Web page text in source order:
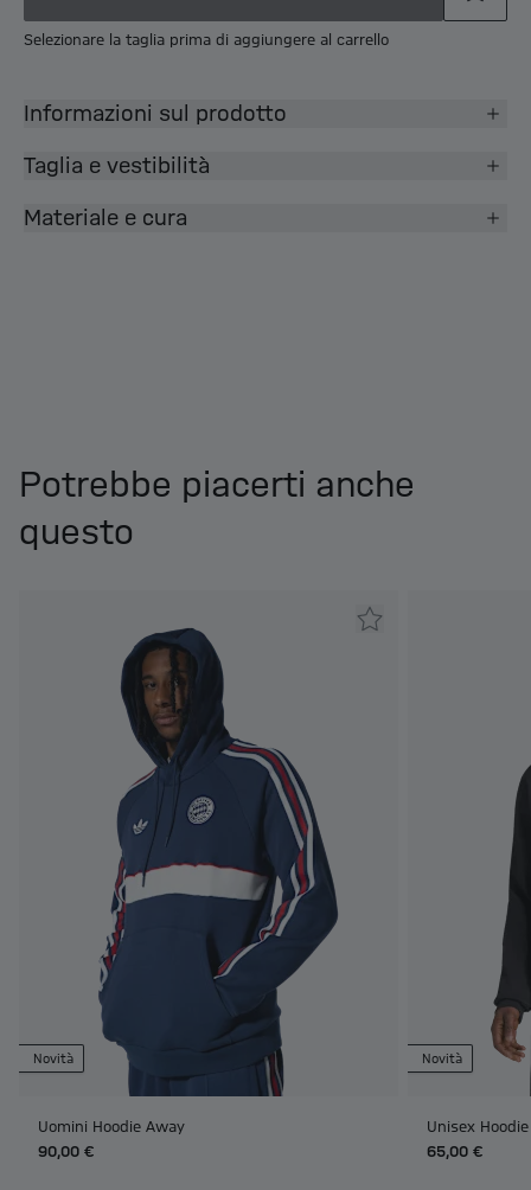
Selezionare la taglia prima di aggiungere al carrello
Informazioni sul prodotto
Taglia e vestibilità
Materiale e cura
Potrebbe piacerti anche
questo
Novità
Uomini Hoodie Away
90,00 €
Novità
Unisex
65,00 €